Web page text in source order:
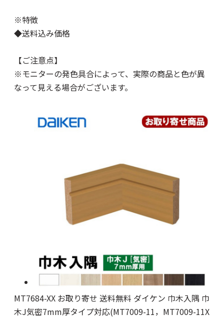
※特徴
◆送料込み価格
【ご注意点】
※モニターの発色具合によって、実際の商品と色が異
なって見える場合がございます。
MT7684-XX お取り寄せ 送料無料 ダイケン 巾木入隅 巾
木J気密7mm厚タイプ対応(MT7009-11，MT7009-11X